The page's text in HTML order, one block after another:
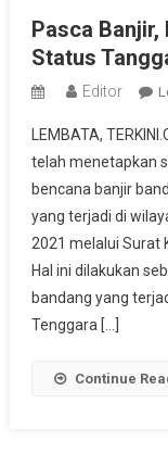
Pasca Banjir,
Status
Editor
LEMBATA,
telah menetapkan
bencana banjir
yang terjadi di
2021 melalui Surat
Hal ini dilakukan
bandang yang
Tenggara […]
Continue